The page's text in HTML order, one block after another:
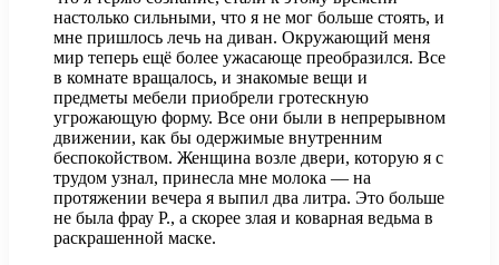
настолько сильными, что я не мог больше стоять, и
мне пришлось лечь на диван. Окружающий меня
мир теперь ещё более ужасающе преобразился. Все
в комнате вращалось, и знакомые вещи и
предметы мебели приобрели гротескную
угрожающую форму. Все они были в непрерывном
движении, как бы одержимые внутренним
беспокойством. Женщина возле двери, которую я с
трудом узнал, принесла мне молока — на
протяжении вечера я выпил два литра. Это больше
не была фрау Р., а скорее злая и коварная ведьма в
раскрашенной маске.